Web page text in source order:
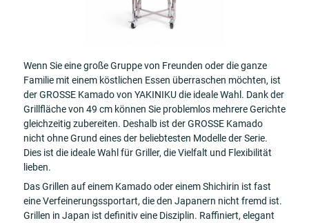
Wenn Sie eine große Gruppe von Freunden oder die ganze
Familie mit einem köstlichen Essen überraschen möchten, ist
der GROSSE Kamado von YAKINIKU die ideale Wahl. Dank der
Grillfläche von 49 cm können Sie problemlos mehrere Gerichte
gleichzeitig zubereiten. Deshalb ist der GROSSE Kamado
nicht ohne Grund eines der beliebtesten Modelle der Serie.
Dies ist die ideale Wahl für Griller, die Vielfalt und Flexibilität
lieben.
Das Grillen auf einem Kamado oder einem Shichirin ist fast
eine Verfeinerungssportart, die den Japanern nicht fremd ist.
Grillen in Japan ist definitiv eine Disziplin. Raffiniert, elegant